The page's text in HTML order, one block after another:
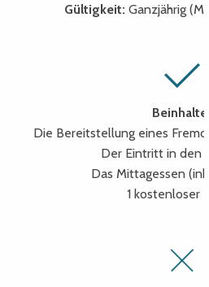
Gültigkeit: Ganzjährig
Beinhaltet
Die Bereitstellung eines
Der Eintritt in den
Das Mittagessen
1 kostenloser